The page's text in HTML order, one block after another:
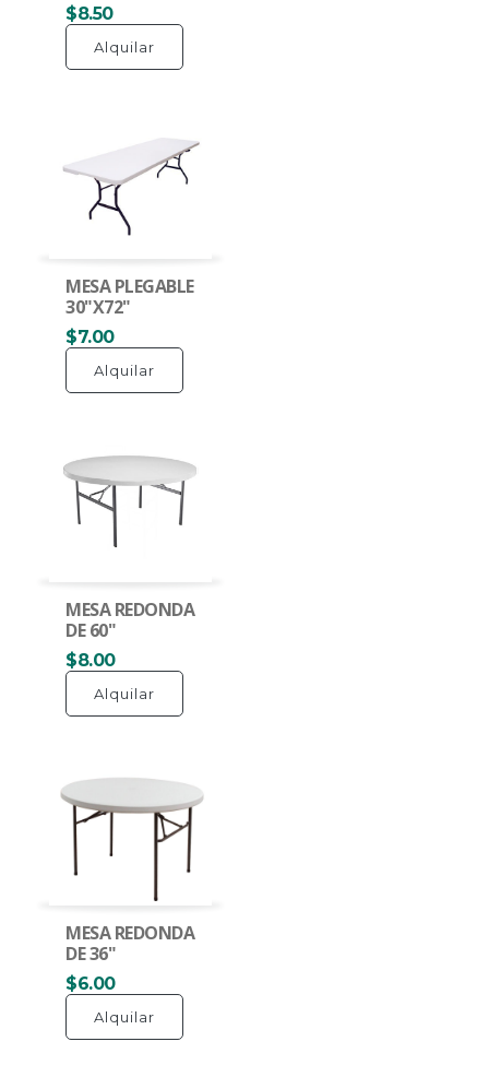
$8.50
Alquilar
MESA PLEGABLE
30"X72"
$7.00
Alquilar
MESA REDONDA
DE 60"
$8.00
Alquilar
MESA REDONDA
DE 36"
$6.00
Alquilar